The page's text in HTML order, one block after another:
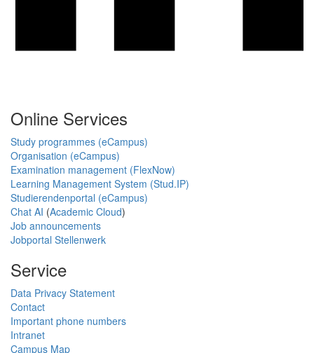
Online Services
Study programmes (eCampus)
Organisation (eCampus)
Examination management (FlexNow)
Learning Management System (Stud.IP)
Studierendenportal (eCampus)
Chat AI (Academic Cloud)
Job announcements
Jobportal Stellenwerk
Service
Data Privacy Statement
Contact
Important phone numbers
Intranet
Campus Map